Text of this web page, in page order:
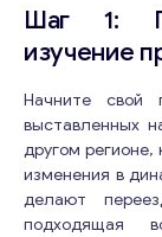
Шаг 1:
изучение
Начните свой
выставленных
другом
изменения в
делают
подходящая